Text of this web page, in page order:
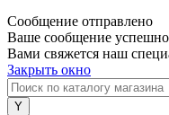
Сообщение отправлено
Ваше сообщение
Вами свяжется наш
Закрыть окно